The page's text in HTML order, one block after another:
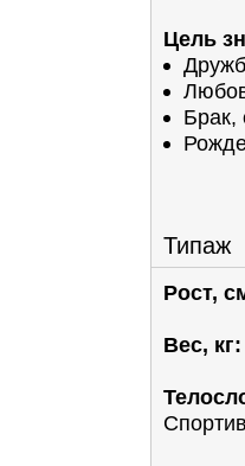
Цель
Брак,
Типаж
Рост,
Вес, кг: